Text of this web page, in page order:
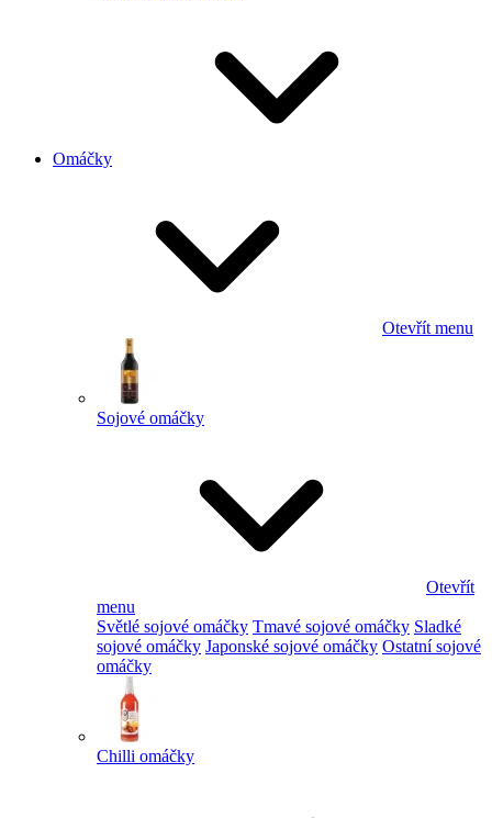
Omáčky
Otevřít menu
Sojové omáčky
Otevřít
menu
Světlé sojové omáčky Tmavé sojové omáčky Sladké
sojové omáčky Japonské sojové omáčky Ostatní sojové
omáčky
Chilli omáčky